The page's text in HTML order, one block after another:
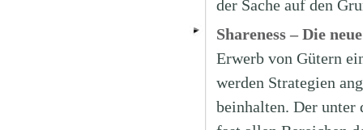
der Sache auf den
Shareness – Die
Erwerb von Gütern
werden Strategien
beinhalten. Der unter